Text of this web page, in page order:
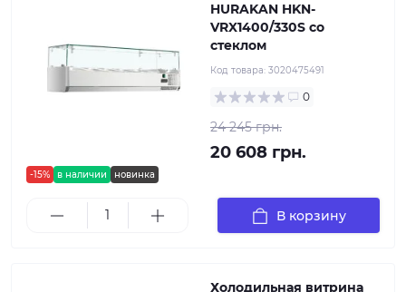
-15% в наличии новинка
HURAKAN HKN-
VRX1400/330S со
стеклом
Код товара: 3020475491
0
24 245 грн.
20 608 грн.
В корзину
Холодильная витрина